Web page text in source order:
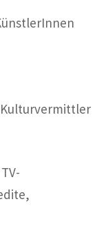
Kulturvermittler